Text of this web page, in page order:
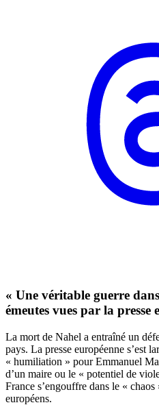
« Une véritable guerre
émeutes vues par la presse
La mort de Nahel a entraîné un
pays. La presse européenne s’est
« humiliation » pour Emmanuel
d’un maire ou le « potentiel de
France s’engouffre dans le «
européens.